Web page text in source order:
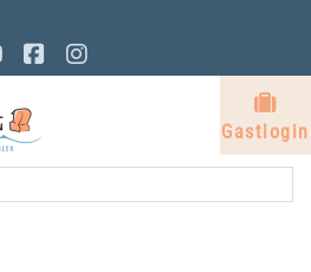
YouTube
Facebook
Gastlogin